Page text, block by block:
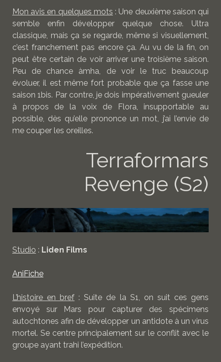
Mon avis en quelques mots : Une deuxième saison qui
semble enfin développer quelque chose. Ultra
classique, mais ça se regarde, même si visuellement,
c’est franchement pas encore ça. Au vu de la fin, on
peut être certain de voir arriver une troisième saison.
Peu de chance àmha, de voir le truc beaucoup
évoluer, il est même fort probable que ça fasse une
saison 1bis. Par contre, je dois impérativement gueuler
à propos de la voix de Flora, insupportable au
possible, dès qu’elle prononce un mot, j’ai l’envie de
me couper les oreilles.
Terraformars
Revenge (S2)
Studio : Liden Films
AniFiche
L’histoire en bref : Suite de la S1, on suit ces gens
envoyé sur Mars pour capturer des spécimens
autochtones afin de développer un antidote à un virus
mortel. Se centre principalement sur le conflit avec le
groupe ayant trahi l’expédition.